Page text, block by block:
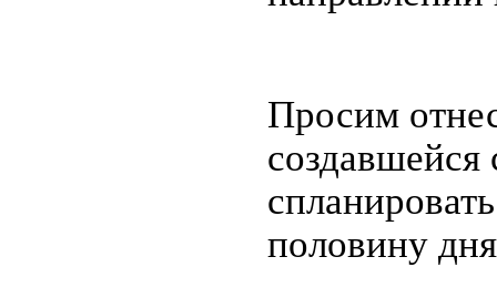
Просим
создавшейся
половину